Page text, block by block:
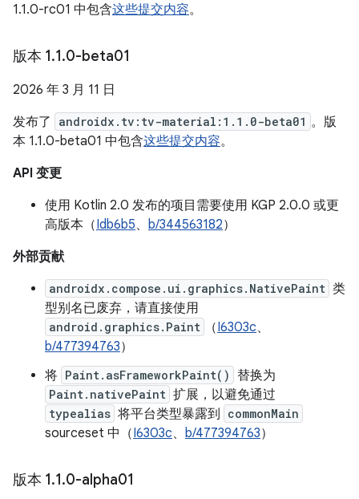
1.1.0-rc01 中包含这些提交内容。
版本 1.1.0-beta01
2026 年 3 月 11 日
发布了
androidx.tv:tv-material:1.1.0-beta01 。版
本 1.1.0-beta01 中包含这些提交内容。
API 变更
使用 Kotlin 2.0 发布的项目需要使用 KGP 2.0.0 或更
高版本（Idb6b5、 b/344563182）
外部贡献
androidx.compose.ui.graphics.NativePaint 类
型别名已废弃，请直接使用
android.graphics.Paint （I6303c、
b/477394763）
将 Paint.asFrameworkPaint() 替换为
Paint.nativePaint 扩展，以避免通过
typealias 将平台类型暴露到 commonMain
sourceset 中（I6303c、 b/477394763）
版本 1.1.0-alpha01